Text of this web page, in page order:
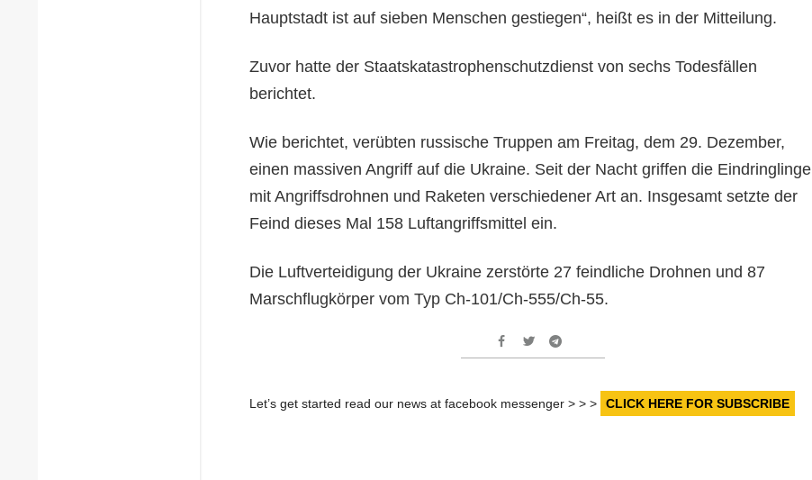
Hauptstadt ist auf sieben Menschen gestiegen“, heißt es in der Mitteilung.
Zuvor hatte der Staatskatastrophenschutzdienst von sechs Todesfällen
berichtet.
Wie berichtet, verübten russische Truppen am Freitag, dem 29. Dezember,
einen massiven Angriff auf die Ukraine. Seit der Nacht griffen die Eindringlinge
mit Angriffsdrohnen und Raketen verschiedener Art an. Insgesamt setzte der
Feind dieses Mal 158 Luftangriffsmittel ein.
Die Luftverteidigung der Ukraine zerstörte 27 feindliche Drohnen und 87
Marschflugkörper vom Typ Ch-101/Ch-555/Ch-55.
Let’s get started read our news at facebook messenger > > > CLICK HERE FOR SUBSCRIBE